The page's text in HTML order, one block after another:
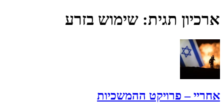
ארכיון תגית: שימוש בזרע
אחריי – פרויקט ההמשכיות